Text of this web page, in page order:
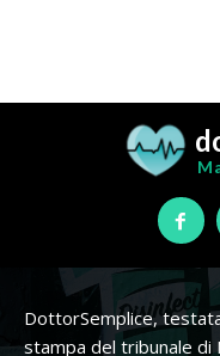
DottorSemplice,
stampa del tribunale di